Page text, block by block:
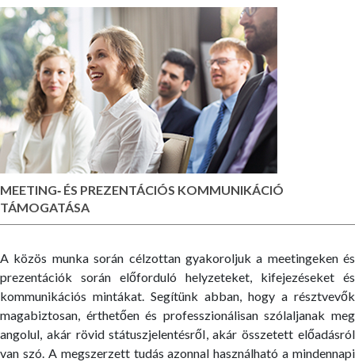
MEETING‑ ÉS PREZENTÁCIÓS KOMMUNIKÁCIÓ
TÁMOGATÁSA
A közös munka során célzottan gyakoroljuk a meetingeken és
prezentációk során előforduló helyzeteket, kifejezéseket és
kommunikációs mintákat. Segítünk abban, hogy a résztvevők
magabiztosan, érthetően és professzionálisan szólaljanak meg
angolul, akár rövid státuszjelentésről, akár összetett előadásról
van szó. A megszerzett tudás azonnal használható a mindennapi